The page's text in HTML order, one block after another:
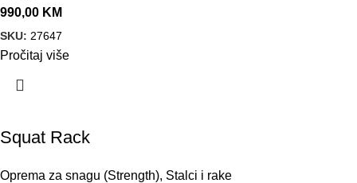
990,00 KM
SKU: 27647
Pročitaj više
Squat Rack
Oprema za snagu (Strength), Stalci i rake